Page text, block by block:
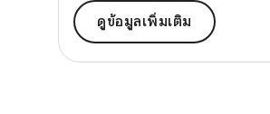
ดูข้อมูลเพิ่มเติม